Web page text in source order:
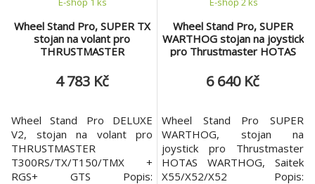
Wheel Stand Pro, SUPER TX
stojan na volant pro
THRUSTMASTER
RGS+ GTS(DELUXE V2)
4 783 Kč
Wheel Stand Pro DELUXE
V2, stojan na volant pro
THRUSTMASTER
T300RS/TX/T150/TMX +
RGS+ GTS Popis:
Wheel Stand Pro, SUPER
WARTHOG stojan na joystick
pro Thrustmaster HOTAS
X55/X52/X52
6 640 Kč
Wheel Stand Pro SUPER
WARTHOG, stojan na
joystick pro Thrustmaster
HOTAS WARTHOG, Saitek
X55/X52/X52 Popis: